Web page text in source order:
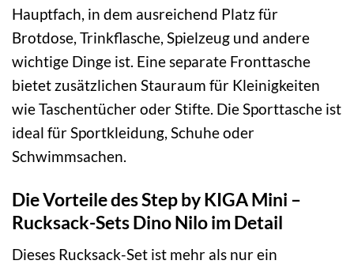
Hauptfach, in dem ausreichend Platz für
Brotdose, Trinkflasche, Spielzeug und andere
wichtige Dinge ist. Eine separate Fronttasche
bietet zusätzlichen Stauraum für Kleinigkeiten
wie Taschentücher oder Stifte. Die Sporttasche ist
ideal für Sportkleidung, Schuhe oder
Schwimmsachen.
Die Vorteile des Step by KIGA Mini –
Rucksack-Sets Dino Nilo im Detail
Dieses Rucksack-Set ist mehr als nur ein